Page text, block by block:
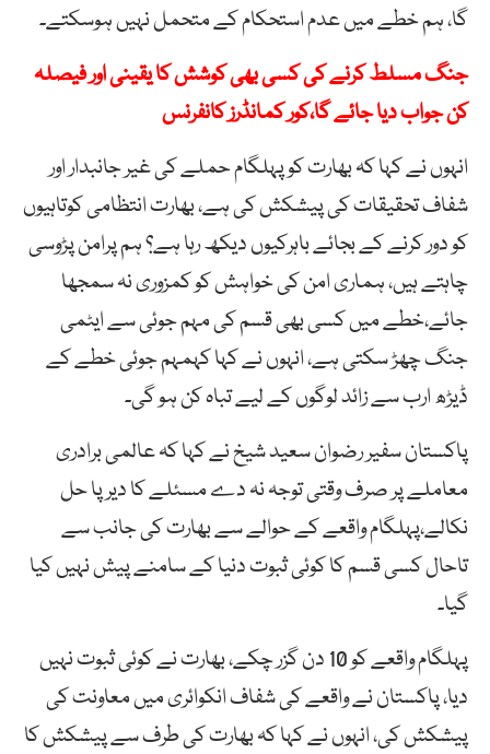
گا، ہم خطے میں عدم استحکام کے متحمل نہیں ہوسکتے۔
جنگ مسلط کرنے کی کسی بھی کوشش کا یقینی اور فیصلہ
کن جواب دیا جائے گا،کور کمانڈرز کانفرنس
انہوں نے کہا کہ بھارت کوپہلگام حملے کی غیر جانبدار اور
شفاف تحقیقات کی پیشکش کی ہے، بھارت انتظامی کوتاہیوں
کو دور کرنے کے بجائے باہرکیوں دیکھ رہا ہے؟ ہم پرامن پڑوسی
چاہتے ہیں، ہماری امن کی خواہش کو کمزوری نہ سمجھا
جائے،خطے میں کسی بھی قسم کی مہم جوئی سے ایٹمی
جنگ چھڑ سکتی ہے، انہوں نے کہا کہمہم جوئی خطے کے
ڈیڑھ ارب سے زائد لوگوں کے لیے تباہ کن ہو گی۔
پاکستان سفیر رضوان سعید شیخ نے کہا کہ عالمی برادری
معاملے پر صرف وقتی توجہ نہ دے مسئلے کا دیرپا حل
نکالے،پہلگام واقعے کے حوالے سے بھارت کی جانب سے
تاحال کسی قسم کا کوئی ثبوت دنیا کے سامنے پیش نہیں کیا
گیا۔
پہلگام واقعے کو 10 دن گزر چکے، بھارت نے کوئی ثبوت نہیں
دیا، پاکستان نے واقعے کی شفاف انکوائری میں معاونت کی
پیشکش کی، انہوں نے کہا کہ بھارت کی طرف سے پیشکش کا